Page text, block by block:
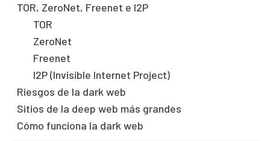
TOR, ZeroNet, Freenet e I2P
TOR
ZeroNet
Freenet
I2P (Invisible Internet Project)
Riesgos de la dark web
Sitios de la deep web más grandes
Cómo funciona la dark web